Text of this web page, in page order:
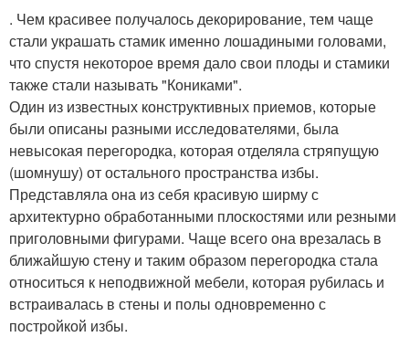
. Чем красивее получалось декорирование, тем чаще
стали украшать стамик именно лошадиными головами,
что спустя некоторое время дало свои плоды и стамики
также стали называть "Кониками".
Один из известных конструктивных приемов, которые
были описаны разными исследователями, была
невысокая перегородка, которая отделяла стряпущую
(шомнушу) от остального пространства избы.
Представляла она из себя красивую ширму с
архитектурно обработанными плоскостями или резными
приголовными фигурами. Чаще всего она врезалась в
ближайшую стену и таким образом перегородка стала
относиться к неподвижной мебели, которая рубилась и
встраивалась в стены и полы одновременно с
постройкой избы.